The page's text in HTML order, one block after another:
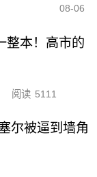
08-06
整本！高市的
阅读 5111
尔被逼到墙角